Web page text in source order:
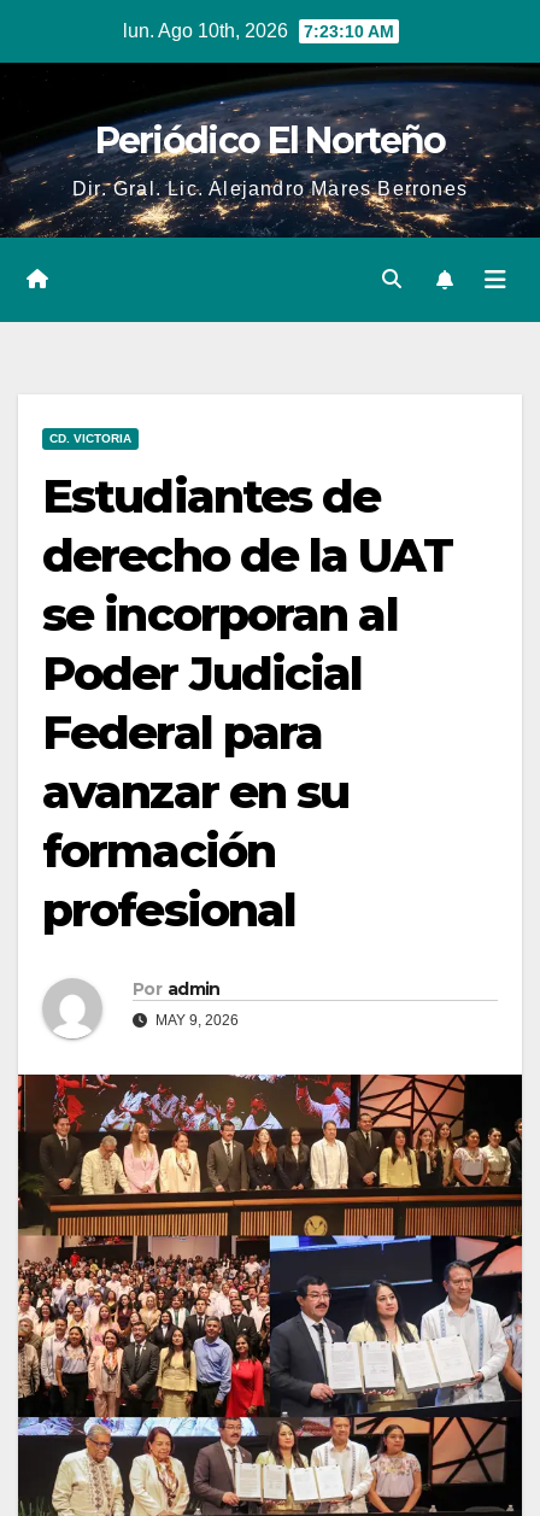
lun. Ago 10th, 2026 7:23:11 AM
Periódico El Norteño
Dir. Gral. Lic. Alejandro Mares Berrones
CD. VICTORIA
Estudiantes de
derecho de la UAT
se incorporan al
Poder Judicial
Federal para
avanzar en su
formación
profesional
Por admin
MAY 9, 2026